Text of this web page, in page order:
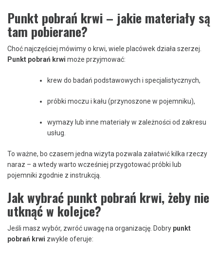
Punkt pobrań krwi – jakie materiały są
tam pobierane?
Choć najczęściej mówimy o krwi, wiele placówek działa szerzej.
Punkt pobrań krwi może przyjmować:
krew do badań podstawowych i specjalistycznych,
próbki moczu i kału (przynoszone w pojemniku),
wymazy lub inne materiały w zależności od zakresu
usług.
To ważne, bo czasem jedna wizyta pozwala załatwić kilka rzeczy
naraz – a wtedy warto wcześniej przygotować próbki lub
pojemniki zgodnie z instrukcją.
Jak wybrać punkt pobrań krwi, żeby nie
utknąć w kolejce?
Jeśli masz wybór, zwróć uwagę na organizację. Dobry punkt
pobrań krwi zwykle oferuje: